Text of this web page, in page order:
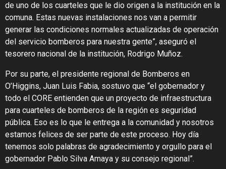
de uno de los cuarteles que le dio origen a la institución en la
comuna. Estas nuevas instalaciones nos van a permitir
generar las condiciones normales actualizadas de operación
del servicio bomberos para nuestra gente”, aseguró el
tesorero nacional de la institución, Rodrigo Muñoz.
Por su parte, el presidente regional de Bomberos en
O’Higgins, Juan Luis Fabia, sostuvo que “el gobernador y
todo el CORE entienden que un proyecto de infraestructura
para cuarteles de bomberos de la región es seguridad
pública. Eso es lo que le entrega a la comunidad y nosotros
estamos felices de ser parte de este proceso. Hoy día
tenemos solo palabras de agradecimiento y orgullo para el
gobernador Pablo Silva Amaya y su consejo regional”.